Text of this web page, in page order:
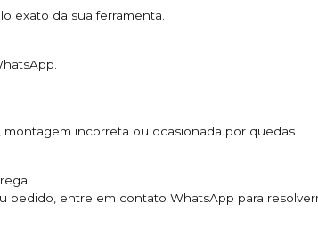
exato da sua ferramenta.
incorreta ou ocasionada por quedas.
entre em contato WhatsApp para